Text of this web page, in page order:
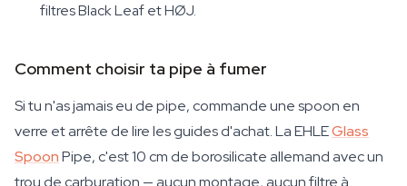
filtres Black Leaf et HØJ.
Comment choisir ta pipe à fumer
Si tu n'as jamais eu de pipe, commande une spoon en
verre et arrête de lire les guides d'achat. La EHLEGlass
SpoonPipe, c'est 10 cm de borosilicate allemand avec un
trou de carburation — aucun montage, aucun filtre à